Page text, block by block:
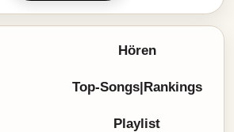
Hören
Top-Songs|Rankings
Playlist